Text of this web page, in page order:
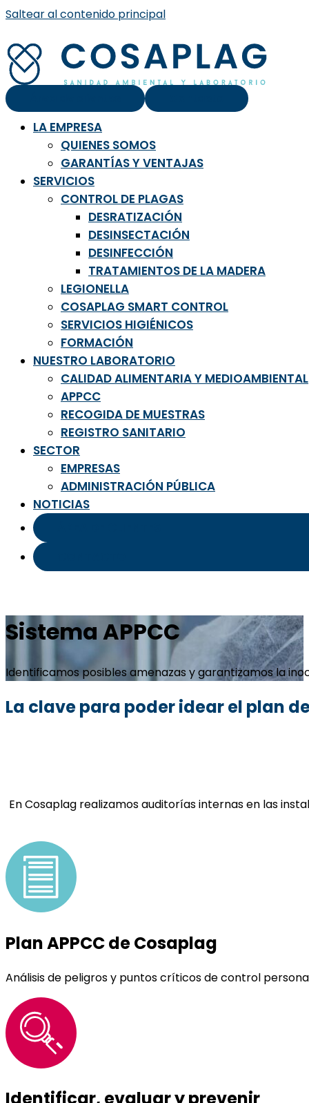
Saltear al contenido principal
LA EMPRESA
QUIENES SOMOS
GARANTÍAS Y VENTAJAS
SERVICIOS
CONTROL DE PLAGAS
DESRATIZACIÓN
DESINSECTACIÓN
DESINFECCIÓN
TRATAMIENTOS DE LA MADERA
LEGIONELLA
COSAPLAG SMART CONTROL
SERVICIOS HIGIÉNICOS
FORMACIÓN
NUESTRO LABORATORIO
CALIDAD ALIMENTARIA Y MEDIOAMBIENTAL
APPCC
RECOGIDA DE MUESTRAS
REGISTRO SANITARIO
SECTOR
EMPRESAS
ADMINISTRACIÓN PÚBLICA
NOTICIAS
Sistema APPCC
Identificamos posibles amenazas y garantizamos la
La clave para poder idear el plan
En Cosaplag realizamos auditorías internas en las
Plan APPCC de Cosaplag
Análisis de peligros y puntos críticos de control